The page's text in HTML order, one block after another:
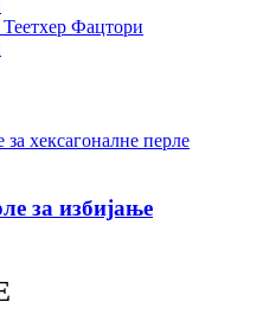
Фацтори
за избијање